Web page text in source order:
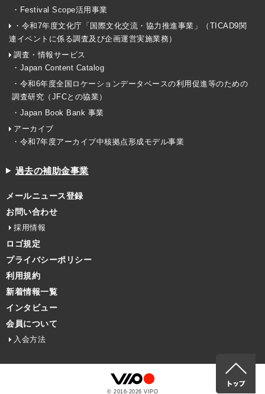
・Festival Scope活用事業
・令和7年度文化庁「国際文化交流・協力推進事業」（TICAD9関
連イベントに係る調査及び企画運営実施業務）
調査・情報サービス
・Japan Content Catalog
・令和6年度全国ロケーションデータベースの利用促進等のための
調査研究（JFCとの協業）
・Japan Book Bank 事業
アーカイブ
・令和7年度アーカイブ中核拠点形成モデル事業
過去の補助金事業
メールニュース登録
お問い合わせ
採用情報
ロゴ規定
プライバシーポリシー
利用規約
新着情報一覧
インタビュー
会員について
入会方法
© 2016-2026 VIPO